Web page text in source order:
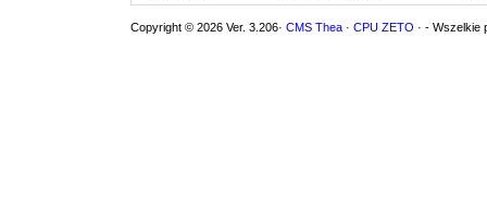
Copyright © 2026 Ver. 3.206· CMS Thea · CPU ZETO · - Wszelkie